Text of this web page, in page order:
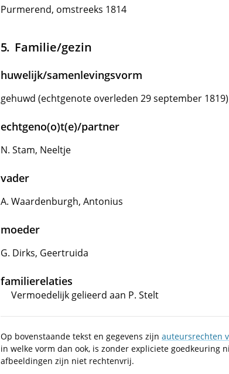
Purmerend, omstreeks 1814
Familie/gezin
huwelijk/samenlevingsvorm
gehuwd (echtgenote overleden 29 september 1819)
echtgeno(o)t(e)/partner
N. Stam, Neeltje
vader
A. Waardenburgh, Antonius
moeder
G. Dirks, Geertruida
familierelaties
Vermoedelijk gelieerd aan P. Stelt
Op bovenstaande tekst en gegevens zijn auteursrechten
in welke vorm dan ook, is zonder expliciete goedkeuring
afbeeldingen zijn niet rechtenvrij.